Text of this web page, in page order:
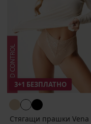
3+1 БЕЗПЛАТНО
Стягащи прашки Vena